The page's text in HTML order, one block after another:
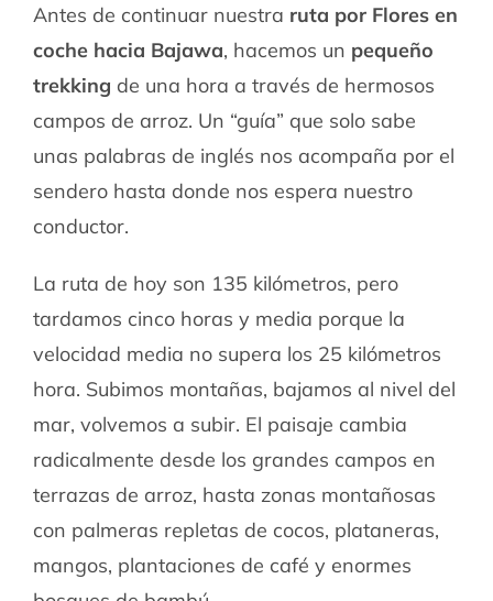
Antes de continuar nuestra ruta por Flores en
coche hacia Bajawa, hacemos un pequeño
trekking de una hora a través de hermosos
campos de arroz. Un “guía” que solo sabe
unas palabras de inglés nos acompaña por el
sendero hasta donde nos espera nuestro
conductor.
La ruta de hoy son 135 kilómetros, pero
tardamos cinco horas y media porque la
velocidad media no supera los 25 kilómetros
hora. Subimos montañas, bajamos al nivel del
mar, volvemos a subir. El paisaje cambia
radicalmente desde los grandes campos en
terrazas de arroz, hasta zonas montañosas
con palmeras repletas de cocos, plataneras,
mangos, plantaciones de café y enormes